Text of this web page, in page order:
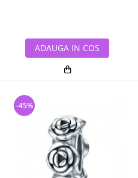
ADAUGA IN COS
-45%